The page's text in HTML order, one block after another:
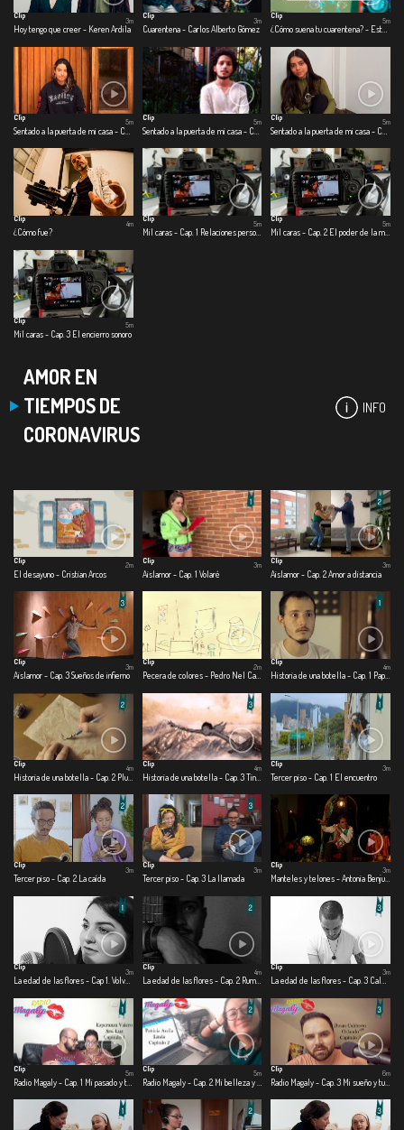
Clip
Hoy tengo que creer - Keren Ardila
3m
Clip
Cuarentena - Carlos Alberto Gómez
3m
Clip
5m
Clip
5m
Clip
Sentado a la puerta de mi casa - Cap. 2 Cosas que son
5m
Clip
5m
Clip
¿Cómo fue?
4m
Clip
Mil caras - Cap. 1 Relaciones personales
5m
Clip
5m
Clip
Mil caras - Cap. 3 El encierro sonoro
5m
AMOR EN
TIEMPOS DE
CORONAVIRUS
INFO
Clip
El desayuno - Cristian Arcos
2m
Clip
Aislamor - Cap. 1 Volaré
3m
Clip
Aislamor - Cap. 2 Amor a distancia
3m
Clip
Aislamor - Cap. 3 Sueños de infierno
3m
Clip
Pecera de colores - Pedro Nel Cabrera
2m
Clip
4m
Clip
4m
Clip
Historia de una botella - Cap. 3 Tinta
4m
Clip
Tercer piso - Cap. 1 El encuentro
3m
Clip
Tercer piso - Cap. 2 La caída
3m
Clip
Tercer piso - Cap. 3 La llamada
3m
Clip
Manteles y telones - Antonia Benjumea – Carlos Ernesto Benjumea
3m
Clip
3m
Clip
La edad de las flores - Cap. 2 Rumbo
4m
Clip
3m
Clip
5m
Clip
5m
Clip
6m